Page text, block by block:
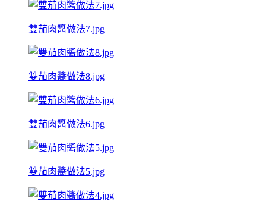
雙茄肉醬做法7.jpg
雙茄肉醬做法8.jpg
雙茄肉醬做法6.jpg
雙茄肉醬做法5.jpg